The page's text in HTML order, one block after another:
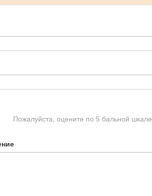
Пожалуйста, оцените по 5 бальной шкале